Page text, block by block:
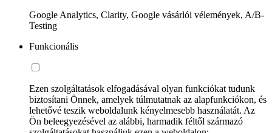
Google Analytics, Clarity, Google vásárlói vélemények, A/B-
Testing
Funkcionális
Ezen szolgáltatások elfogadásával olyan funkciókat tudunk
biztosítani Önnek, amelyek túlmutatnak az alapfunkciókon, és
lehetővé teszik weboldalunk kényelmesebb használatát. Az
Ön beleegyezésével az alábbi, harmadik féltől származó